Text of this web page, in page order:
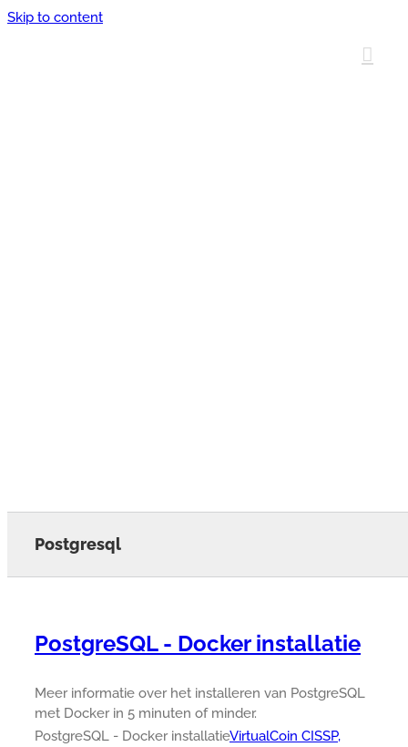
Skip to content
Postgresql
PostgreSQL - Docker installatie
Meer informatie over het installeren van PostgreSQL
met Docker in 5 minuten of minder.
PostgreSQL - Docker installatieVirtualCoin CISSP,